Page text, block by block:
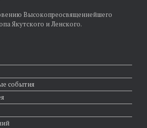
Высокопреосвященнейшего
Якутского и Ленского.
события